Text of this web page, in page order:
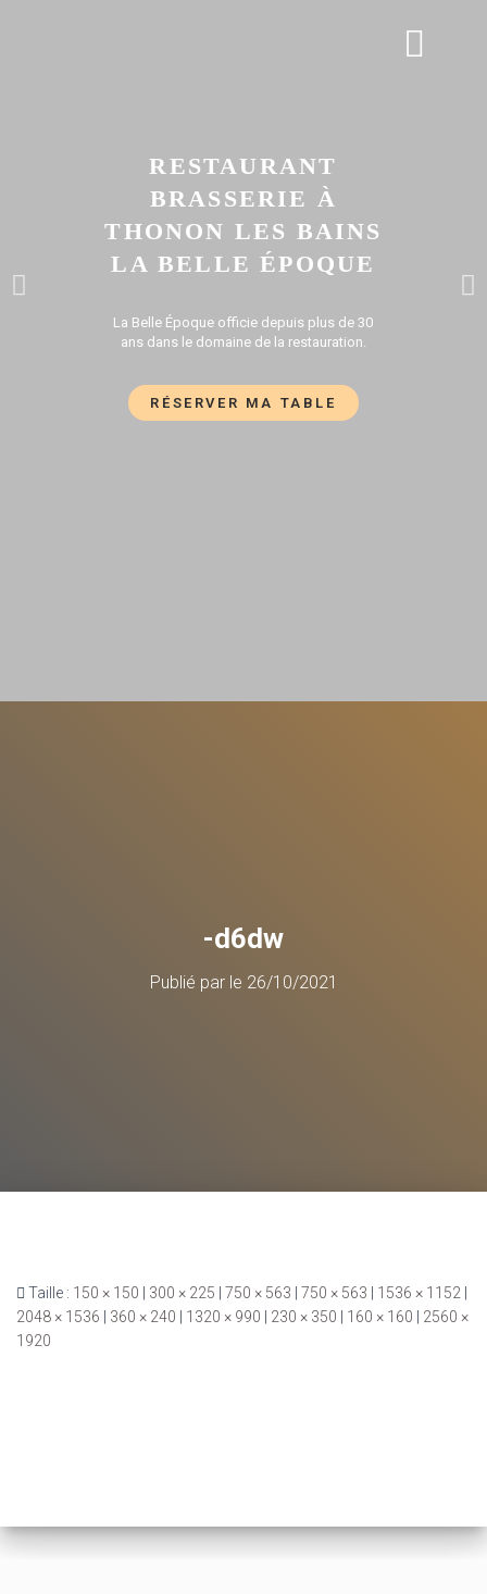
RESTAURANT
BRASSERIE À
THONON LES BAINS
LA BELLE ÉPOQUE
La Belle Époque officie depuis plus de 30
ans dans le domaine de la restauration.
RÉSERVER MA TABLE
-d6dw
Publié par le 26/10/2021
Taille : 150 × 150 300 × 225 750 × 563 750 × 563 1536 × 1152
2048 × 1536
360 × 240 1320 × 990 230 × 350 160 × 160
2560 ×
1920